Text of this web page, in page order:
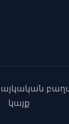
հայկական
կայք